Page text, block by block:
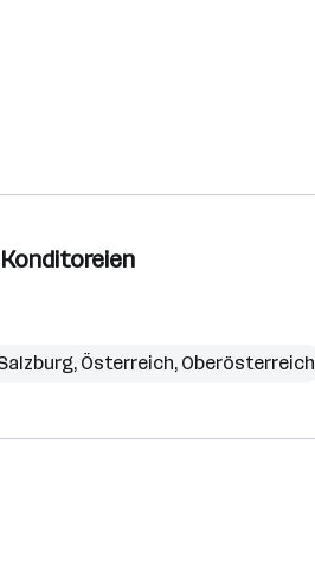
, Österreich, Oberösterreich